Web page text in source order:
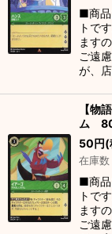
■商品
トで
ます
ご遠
が、
【物
ム
50円(
在庫数
■商品
トで
ます
ご遠